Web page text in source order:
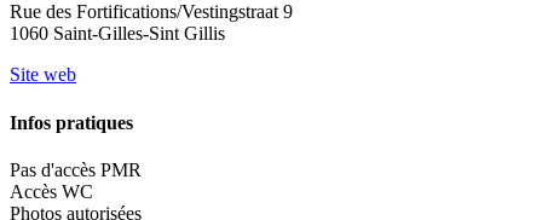
Rue des Fortifications/Vestingstraat 9
1060 Saint-Gilles-Sint Gillis
Site web
Infos pratiques
Pas d'accès PMR
Accès WC
Photos autorisées